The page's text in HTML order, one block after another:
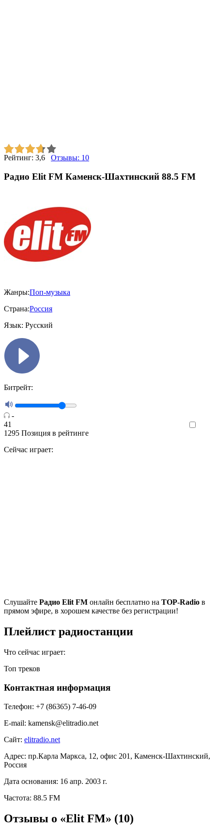
Рейтинг: 3,6 Отзывы: 10
Радио Elit FM Каменск-Шахтинский 88.5 FM
Жанры:Поп-музыка
Страна:Россия
Язык: Русский
Битрейт:
-
41
1295 Позиция в рейтинге
Сейчас играет:
Cлушайте Радио Elit FM онлайн бесплатно на TOP-Radio в
прямом эфире, в хорошем качестве без регистрации!
Плейлист радиостанции
Что сейчас играет:
Топ треков
Контактная информация
Телефон: +7 (86365) 7-46-09
E-mail: kamensk@elitradio.net
Сайт: elitradio.net
Адрес: пр.Карла Маркса, 12, офис 201, Каменск-Шахтинский,
Россия
Дата основания: 16 апр. 2003 г.
Частота: 88.5 FM
Отзывы о «Elit FM» (10)